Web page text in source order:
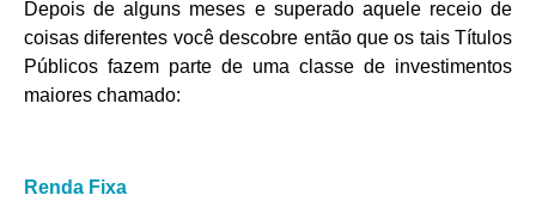
Depois de alguns meses e superado aquele receio de
coisas diferentes você descobre então que os tais Títulos
Públicos fazem parte de uma classe de investimentos
maiores chamado:
Renda Fixa